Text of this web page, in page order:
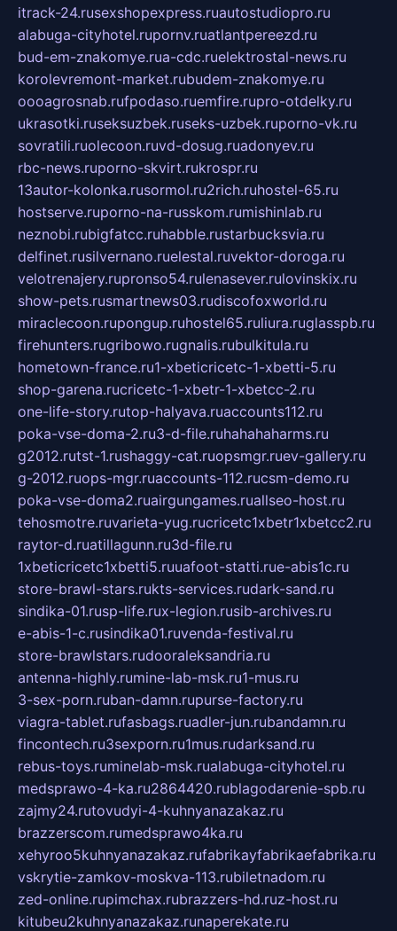
itrack-24.rusexshopexpress.ruautostudiopro.ru
alabuga-cityhotel.rupornv.ruatlantpereezd.ru
bud-em-znakomye.rua-cdc.ruelektrostal-news.ru
korolevremont-market.rubudem-znakomye.ru
oooagrosnab.rufpodaso.ruemfire.rupro-otdelky.ru
ukrasotki.ruseksuzbek.ruseks-uzbek.ruporno-vk.ru
sovratili.ruolecoon.ruvd-dosug.ruadonyev.ru
rbc-news.ruporno-skvirt.rukrospr.ru
13autor-kolonka.rusormol.ru2rich.ruhostel-65.ru
hostserve.ruporno-na-russkom.rumishinlab.ru
neznobi.rubigfatcc.ruhabble.rustarbucksvia.ru
delfinet.rusilvernano.ruelestal.ruvektor-doroga.ru
velotrenajery.rupronso54.rulenasever.rulovinskix.ru
show-pets.rusmartnews03.rudiscofoxworld.ru
miraclecoon.rupongup.ruhostel65.ruliura.ruglasspb.ru
firehunters.rugribowo.rugnalis.rubulkitula.ru
hometown-france.ru1-xbeticricetc-1-xbetti-5.ru
shop-garena.rucricetc-1-xbetr-1-xbetcc-2.ru
one-life-story.rutop-halyava.ruaccounts112.ru
poka-vse-doma-2.ru3-d-file.ruhahahaharms.ru
g2012.rutst-1.rushaggy-cat.ruopsmgr.ruev-gallery.ru
g-2012.ruops-mgr.ruaccounts-112.rucsm-demo.ru
poka-vse-doma2.ruairgungames.ruallseo-host.ru
tehosmotre.ruvarieta-yug.rucricetc1xbetr1xbetcc2.ru
raytor-d.ruatillagunn.ru3d-file.ru
1xbeticricetc1xbetti5.ruuafoot-statti.rue-abis1c.ru
store-brawl-stars.rukts-services.rudark-sand.ru
sindika-01.rusp-life.rux-legion.rusib-archives.ru
e-abis-1-c.rusindika01.ruvenda-festival.ru
store-brawlstars.rudooraleksandria.ru
antenna-highly.rumine-lab-msk.ru1-mus.ru
3-sex-porn.ruban-damn.rupurse-factory.ru
viagra-tablet.rufasbags.ruadler-jun.rubandamn.ru
fincontech.ru3sexporn.ru1mus.rudarksand.ru
rebus-toys.ruminelab-msk.rualabuga-cityhotel.ru
medsprawo-4-ka.ru2864420.rublagodarenie-spb.ru
zajmy24.rutovudyi-4-kuhnyanazakaz.ru
brazzerscom.rumedsprawo4ka.ru
xehyroo5kuhnyanazakaz.rufabrikayfabrikaefabrika.ru
vskrytie-zamkov-moskva-113.rubiletnadom.ru
zed-online.rupimchax.rubrazzers-hd.ruz-host.ru
kitubeu2kuhnyanazakaz.runaperekate.ru